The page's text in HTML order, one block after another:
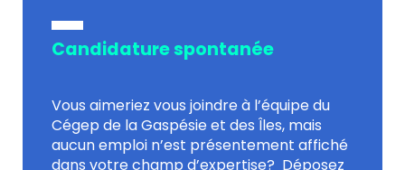
Candidature spontanée
Vous aimeriez vous joindre à l’équipe du
Cégep de la Gaspésie et des Îles, mais
aucun emploi n’est présentement affiché
dans votre champ d’expertise? Déposez